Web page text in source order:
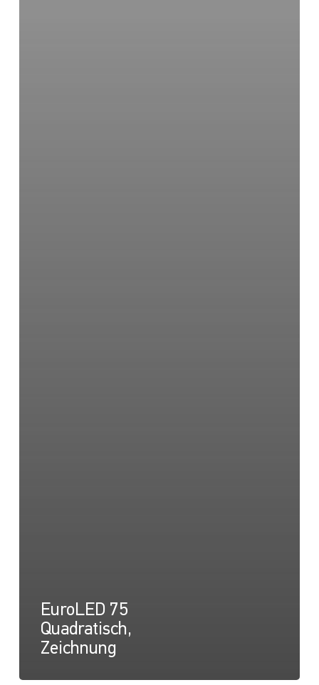
EuroLED 75
Quadratisch,
Zeichnung